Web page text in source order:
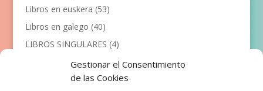
Gestionar el Consentimiento
de las Cookies
Libros en euskera (53)
Libros en galego (40)
LIBROS SINGULARES (4)
Llibres en català (117)
Manualidades (53)